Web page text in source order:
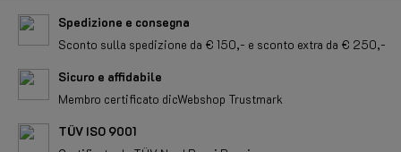
Spedizione e consegna
Sconto sulla spedizione da € 150,- e sconto extra da € 250,-
Sicuro e affidabile
Membro certificato dicWebshop Trustmark
TÜV ISO 9001